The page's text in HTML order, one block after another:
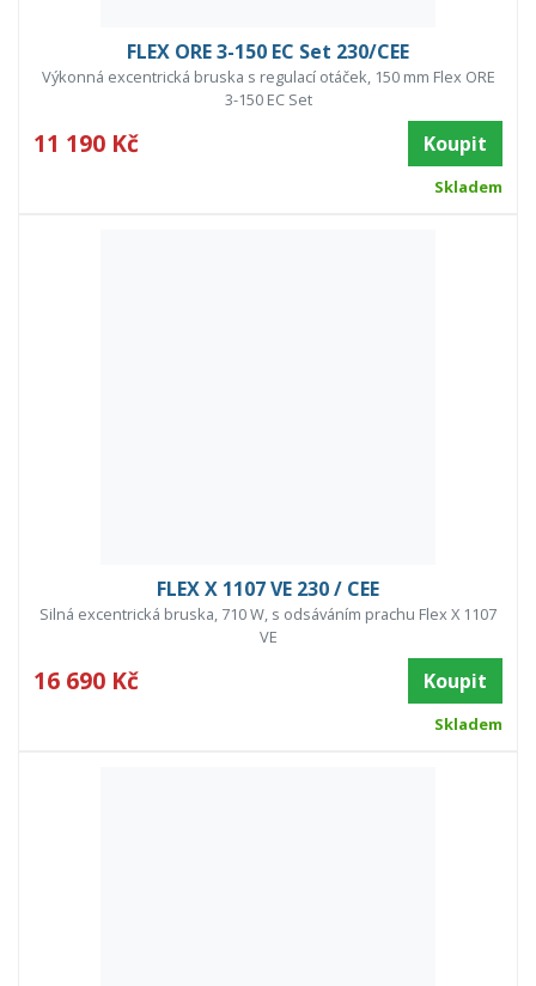
FLEX ORE 3-150 EC Set 230/CEE
Výkonná excentrická bruska s regulací otáček, 150 mm Flex ORE
3-150 EC Set
11 190 Kč Koupit
Skladem
FLEX X 1107 VE 230 / CEE
Silná excentrická bruska, 710 W, s odsáváním prachu Flex X 1107
VE
16 690 Kč Koupit
Skladem